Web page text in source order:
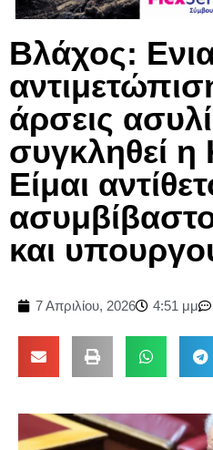
Βλάχος:
άρσεις
συγκληθεί
Είμαι
και
7 Απριλίου, 2026 4:51 μμ